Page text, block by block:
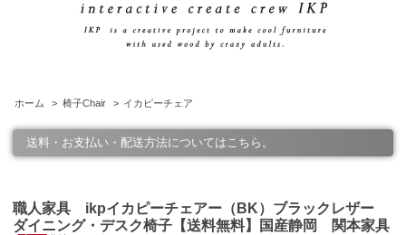
ホーム > 椅子Chair > イカピーチェア
送料・お支払い・配送方法についてはこちら。
職人家具 ikpイカピーチェアー（BK）ブラックレザー
ダイニング・デスク椅子【送料無料】国産静岡 関本家具